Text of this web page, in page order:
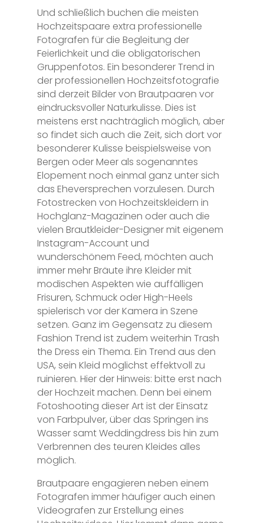
Und schließlich buchen die meisten
Hochzeitspaare extra professionelle
Fotografen für die Begleitung der
Feierlichkeit und die obligatorischen
Gruppenfotos. Ein besonderer Trend in
der professionellen Hochzeitsfotografie
sind derzeit Bilder von Brautpaaren vor
eindrucksvoller Naturkulisse. Dies ist
meistens erst nachträglich möglich, aber
so findet sich auch die Zeit, sich dort vor
besonderer Kulisse beispielsweise von
Bergen oder Meer als sogenanntes
Elopement noch einmal ganz unter sich
das Eheversprechen vorzulesen. Durch
Fotostrecken von Hochzeitskleidern in
Hochglanz-Magazinen oder auch die
vielen Brautkleider-Designer mit eigenem
Instagram-Account und
wunderschönem Feed, möchten auch
immer mehr Bräute ihre Kleider mit
modischen Aspekten wie auffälligen
Frisuren, Schmuck oder High-Heels
spielerisch vor der Kamera in Szene
setzen. Ganz im Gegensatz zu diesem
Fashion Trend ist zudem weiterhin Trash
the Dress ein Thema. Ein Trend aus den
USA, sein Kleid möglichst effektvoll zu
ruinieren. Hier der Hinweis: bitte erst nach
der Hochzeit machen. Denn bei einem
Fotoshooting dieser Art ist der Einsatz
von Farbpulver, über das Springen ins
Wasser samt Weddingdress bis hin zum
Verbrennen des teuren Kleides alles
möglich.
Brautpaare engagieren neben einem
Fotografen immer häufiger auch einen
Videografen zur Erstellung eines